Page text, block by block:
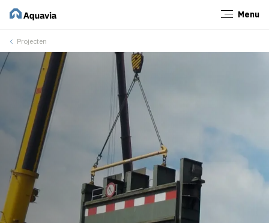
Menu
Projecten
Sluiten